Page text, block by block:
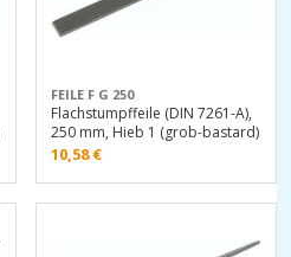
FEILE F G 250
Flachstumpffeile (DIN 7261-A),
250 mm, Hieb 1 (grob-bastard)
10,58€